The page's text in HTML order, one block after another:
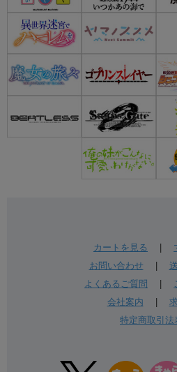
カートを見る
お問い合わせ|
よくあるご質問
会社案内
特定商取引法